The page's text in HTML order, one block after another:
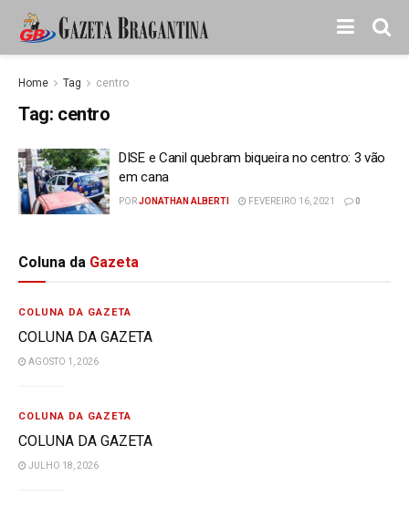
Home Tag centro
Tag: centro
DISE e Canil quebram biqueira no centro: 3 vão
em cana
PORJONATHAN ALBERTI FEVEREIRO 16, 2021 0
Coluna da Gazeta
COLUNA DA GAZETA
COLUNA DA GAZETA
AGOSTO 1, 2026
COLUNA DA GAZETA
COLUNA DA GAZETA
JULHO 18, 2026